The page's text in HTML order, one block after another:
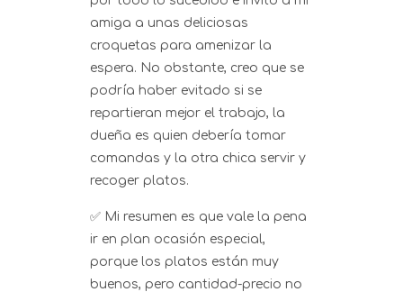
amiga a unas deliciosas
croquetas para amenizar la
espera. No obstante, creo que se
podría haber evitado si se
repartieran mejor el trabajo, la
dueña es quien debería tomar
comandas y la otra chica servir y
recoger platos.
✅ Mi resumen es que vale la pena
ir en plan ocasión especial,
porque los platos están muy
buenos, pero cantidad-precio no